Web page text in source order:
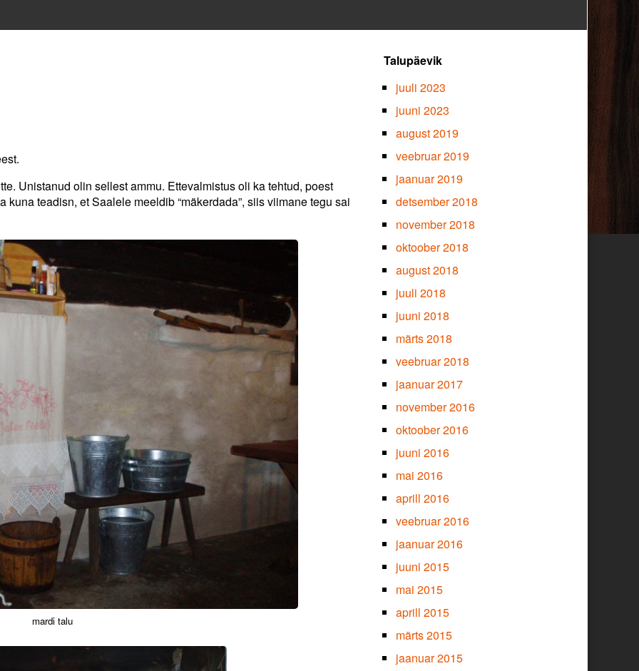
Unistanud olin sellest ammu. Ettevalmistus oli ka tehtud, poest
teadisn, et Saalele meeldib “mäkerdada”, siis viimane tegu sai
mardi talu
Primary
Sidebar
Talupäevik
juuli 2023
juuni 2023
august 2019
veebruar 2019
jaanuar 2019
detsember 2018
november 2018
oktoober 2018
august 2018
juuli 2018
juuni 2018
märts 2018
veebruar 2018
jaanuar 2017
november 2016
oktoober 2016
juuni 2016
mai 2016
aprill 2016
veebruar 2016
jaanuar 2016
juuni 2015
mai 2015
aprill 2015
märts 2015
jaanuar 2015